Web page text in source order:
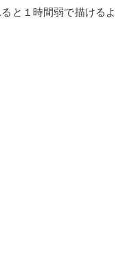
と１時間弱で描けるよ